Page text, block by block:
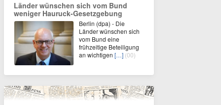
Länder wünschen sich vom Bund
weniger Hauruck-Gesetzgebung
Berlin (dpa) - Die
Länder wünschen sich
vom Bund eine
frühzeitige Beteiligung
an wichtigen […] (00)